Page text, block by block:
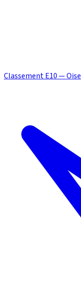
Classement E10 — Oise